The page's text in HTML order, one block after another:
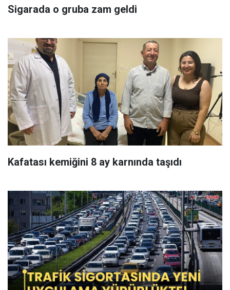
Sigarada o gruba zam geldi
Kafatası kemiğini 8 ay karnında taşıdı